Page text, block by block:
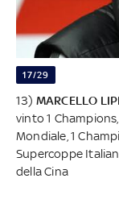
17/29
13) MARCELLO
vinto 1
Mondiale, 1
Supercoppe
della Cina